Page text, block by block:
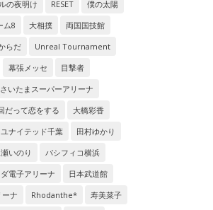
の夜明け
RESET
僕の太陽
ム8
大相撲
両国国技館
らだ
Unreal Tournament
幕張メッセ
目撃者
さいたまスーパーアリーナ
だって恋をする
大橋彩香
ナイテッド千葉
田村ゆかり
いのり
パシフィコ横浜
電子アリーナ
日本武道館
ナ
Rhodanthe*
寿美菜子